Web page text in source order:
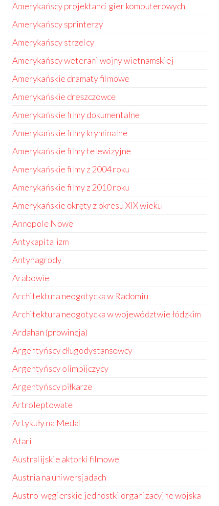
Amerykańscy projektanci gier komputerowych
Amerykańscy sprinterzy
Amerykańscy strzelcy
Amerykańscy weterani wojny wietnamskiej
Amerykańskie dramaty filmowe
Amerykańskie dreszczowce
Amerykańskie filmy dokumentalne
Amerykańskie filmy kryminalne
Amerykańskie filmy telewizyjne
Amerykańskie filmy z 2004 roku
Amerykańskie filmy z 2010 roku
Amerykańskie okręty z okresu XIX wieku
Annopole Nowe
Antykapitalizm
Antynagrody
Arabowie
Architektura neogotycka w Radomiu
Architektura neogotycka w województwie łódzkim
Ardahan (prowincja)
Argentyńscy długodystansowcy
Argentyńscy olimpijczycy
Argentyńscy piłkarze
Artroleptowate
Artykuły na Medal
Atari
Australijskie aktorki filmowe
Austria na uniwersjadach
Austro-węgierskie jednostki organizacyjne wojska